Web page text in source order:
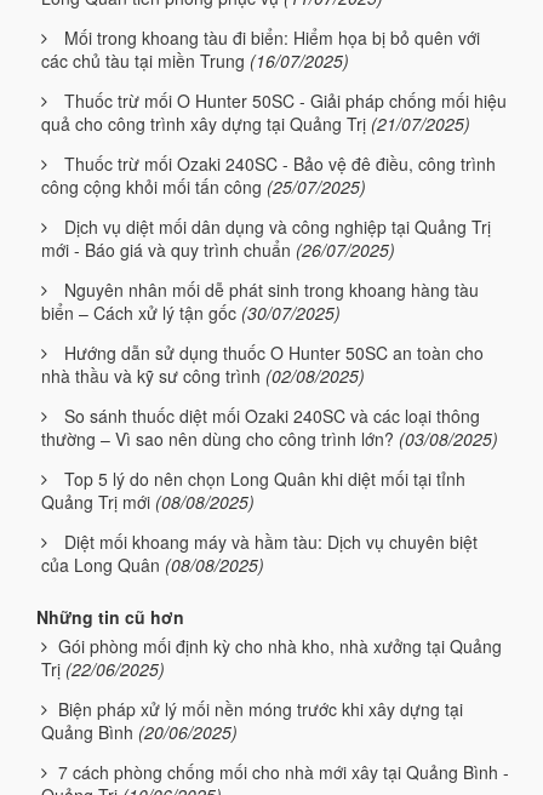
Mối trong khoang tàu đi biển: Hiểm họa bị bỏ quên với
các chủ tàu tại miền Trung (16/07/2025)
Thuốc trừ mối O Hunter 50SC - Giải pháp chống mối hiệu
quả cho công trình xây dựng tại Quảng Trị (21/07/2025)
Thuốc trừ mối Ozaki 240SC - Bảo vệ đê điều, công trình
công cộng khỏi mối tấn công (25/07/2025)
Dịch vụ diệt mối dân dụng và công nghiệp tại Quảng Trị
mới - Báo giá và quy trình chuẩn (26/07/2025)
Nguyên nhân mối dễ phát sinh trong khoang hàng tàu
biển – Cách xử lý tận gốc (30/07/2025)
Hướng dẫn sử dụng thuốc O Hunter 50SC an toàn cho
nhà thầu và kỹ sư công trình (02/08/2025)
So sánh thuốc diệt mối Ozaki 240SC và các loại thông
thường – Vì sao nên dùng cho công trình lớn? (03/08/2025)
Top 5 lý do nên chọn Long Quân khi diệt mối tại tỉnh
Quảng Trị mới (08/08/2025)
Diệt mối khoang máy và hầm tàu: Dịch vụ chuyên biệt
của Long Quân (08/08/2025)
Những tin cũ hơn
Gói phòng mối định kỳ cho nhà kho, nhà xưởng tại Quảng
Trị (22/06/2025)
Biện pháp xử lý mối nền móng trước khi xây dựng tại
Quảng Bình (20/06/2025)
7 cách phòng chống mối cho nhà mới xây tại Quảng Bình -